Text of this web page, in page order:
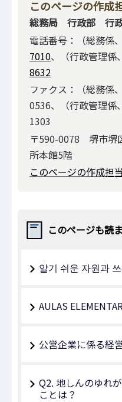
このページの作成
総務局 行政部 行
電話番号：（総務係
7010、（行政管理係
8632
ファクス：（総務係
0536、（行政管理係
1303
〒590-0078 堺市堺
所本館5階
このページの作成担
このページも読
알기 쉬운 자원과
AULAS
公営企業に係る経
Q2. 地しんのゆれ
ことは？